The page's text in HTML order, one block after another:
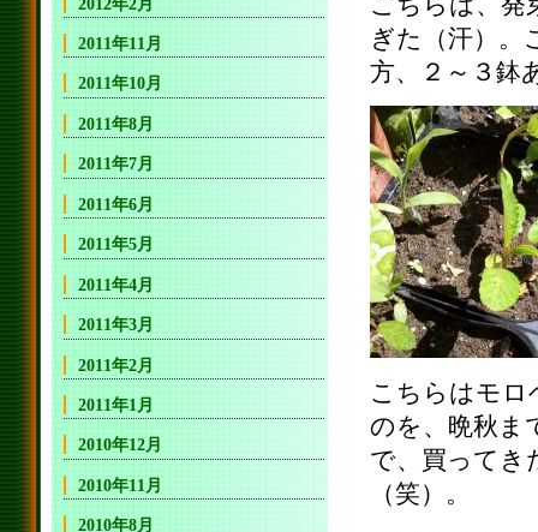
ぎた（汗）。
方、２～３鉢
こちらはモロ
のを、晩秋ま
で、買ってき
（笑）。
2011年11月
2011年10月
2011年8月
2011年7月
2011年6月
2011年5月
2011年4月
2011年3月
2011年2月
2011年1月
2010年12月
2010年11月
2010年8月